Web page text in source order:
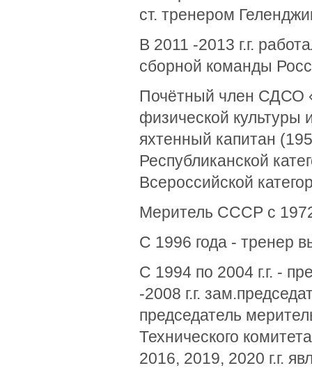
ст. тренером
В 2011 -2013 г.г.
сборной команды
Почётный член СДСО
физической культуры
яхтенный капитан
Республиканской
Всероссийской
Меритель СССР с
С 1996 года - тренер
С 1994 по 2004 г.г. -
-2008 г.г.
председатель
Технического
2016, 2019, 2020 г.г.